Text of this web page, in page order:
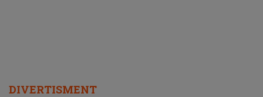
DIVERTISMENT